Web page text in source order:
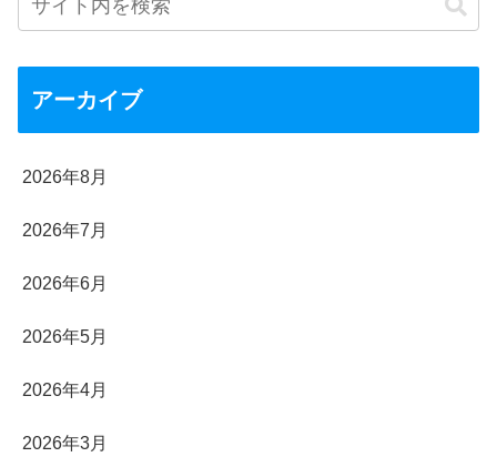
アーカイブ
2026年8月
2026年7月
2026年6月
2026年5月
2026年4月
2026年3月